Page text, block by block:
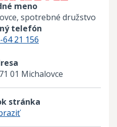
meno
spotrebné družstvo
telefón
21 156
01 Michalovce
stránka